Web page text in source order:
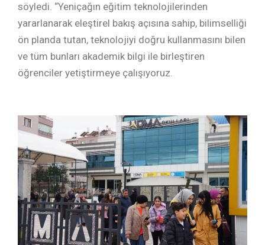
söyledi. “Yeniçağın eğitim teknolojilerinden
yararlanarak eleştirel bakış açısına sahip, bilimselliği
ön planda tutan, teknolojiyi doğru kullanmasını bilen
ve tüm bunları akademik bilgi ile birleştiren
öğrenciler yetiştirmeye çalışıyoruz.